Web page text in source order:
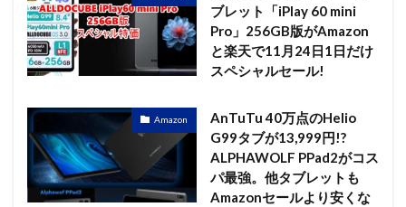
ブレット「iPlay 60 mini
Pro」256GB版がAmazon
と楽天で11月24日1日だけ
スペシャルセール!
Amazon
AnTuTu 40万点のHelio
G99タブが13,999円!?
ALPHAWOLF PPad2がコス
パ最強。他タブレットも
Amazonセールより安くな